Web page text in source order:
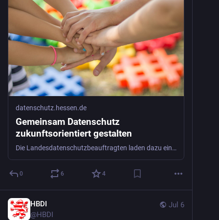
datenschutz.hessen.de
Gemeinsam Datenschutz
zukunftsorientiert gestalten
Die Landesdatenschutzbeauftragten laden dazu ein, die "Stuttgarter Impulse" zur Modernisierung des Datenschutzes zu kommentieren und eigene Vorschläge einzubringen.
0 6 4
Jul 6
HBDI
@HBDI